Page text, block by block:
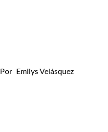
Por Emilys Velásquez